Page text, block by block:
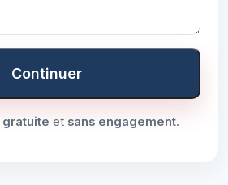
Continuer
gratuite et sans engagement.